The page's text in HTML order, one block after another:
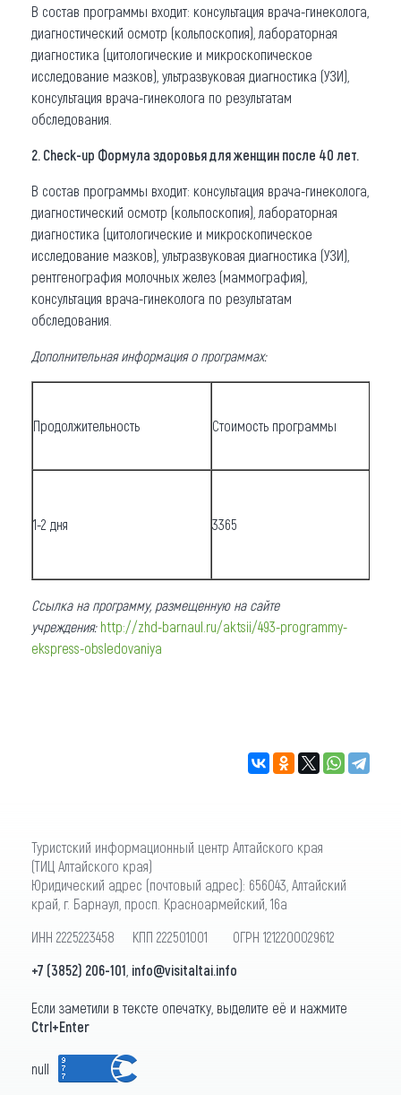
В состав программы входит: консультация врача-гинеколога,
диагностический осмотр (кольпоскопия), лабораторная
диагностика (цитологические и микроскопическое
исследование мазков), ультразвуковая диагностика (УЗИ),
консультация врача-гинеколога по результатам
обследования.
2. Check-up Формула здоровья для женщин после 40 лет.
В состав программы входит: консультация врача-гинеколога,
диагностический осмотр (кольпоскопия), лабораторная
диагностика (цитологические и микроскопическое
исследование мазков), ультразвуковая диагностика (УЗИ),
рентгенография молочных желез (маммография),
консультация врача-гинеколога по результатам
обследования.
Дополнительная информация о программах:
Продолжительность Стоимость программы
1-2 дня 3365
Ссылка на программу, размещенную на сайте
учреждения: http://zhd-barnaul.ru/aktsii/493-programmy-
ekspress-obsledovaniya
Туристский информационный центр Алтайского края
(ТИЦ Алтайского края)
Юридический адрес (почтовый адрес): 656043, Алтайский
край, г. Барнаул, просп. Красноармейский, 16а
ИНН 2225223458 КПП 222501001 ОГРН 1212200029612
+7 (3852) 206-101 info@visitaltai.info
Если заметили в тексте опечатку, выделите её и нажмите
Ctrl+Enter
null